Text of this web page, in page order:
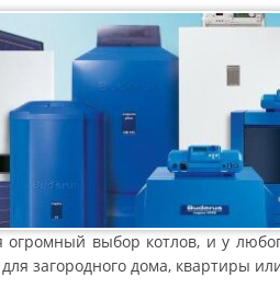
огромный выбор котлов, и у
загородного дома, квартиры